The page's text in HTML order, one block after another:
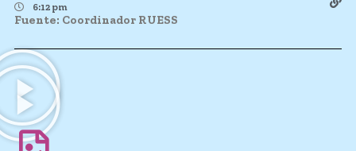
6:12 pm
Fuente: Coordinador RUESS